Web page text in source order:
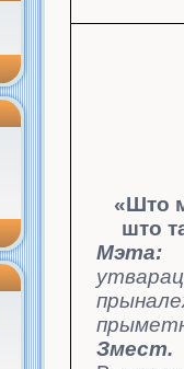
«Што
што
Мэта:
Змест.